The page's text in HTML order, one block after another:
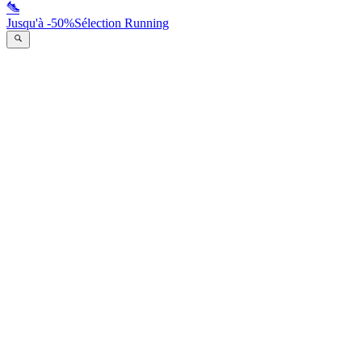
Jusqu'à -50%Sélection Running